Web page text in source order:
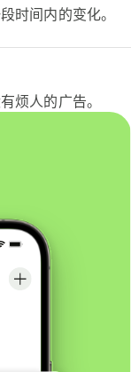
时间内的变化。
烦人的广告。